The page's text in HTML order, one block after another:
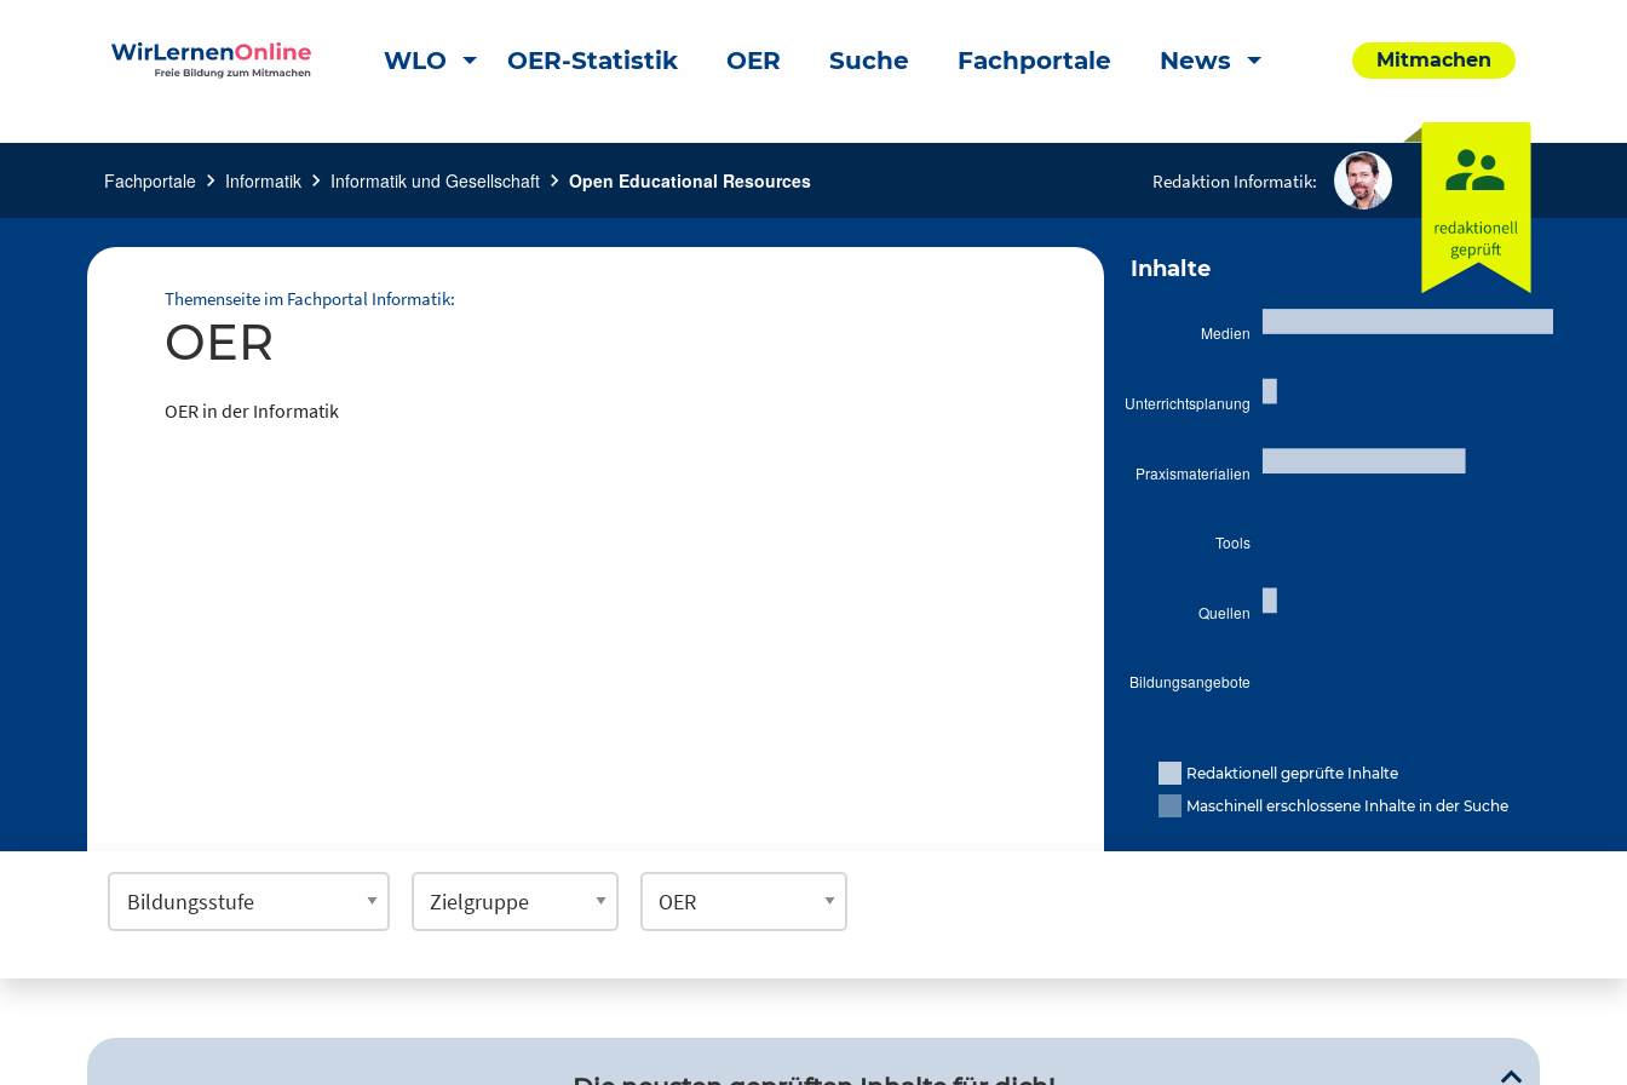
WLO OER-Statistik OER Suche Fachportale News Mitmachen
Fachportale chevron_right Informatik chevron_right Informatik und Gesellschaft chevron_right Open Educational Resources Redaktion Informatik:
Themenseite im Fachportal Informatik:
OER
OER in der Informatik
Inhalte
Redaktionell geprüfte Inhalte
Maschinell erschlossene Inhalte in der Suche